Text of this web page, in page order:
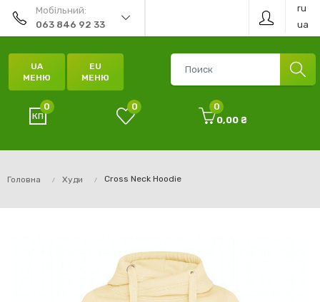
Мобільний:
063 846 92 33
ru
ua
UA
МЕНЮ
EU
МЕНЮ
0 0
0
0,00 ₴
Головна Худи Cross Neck Hoodie